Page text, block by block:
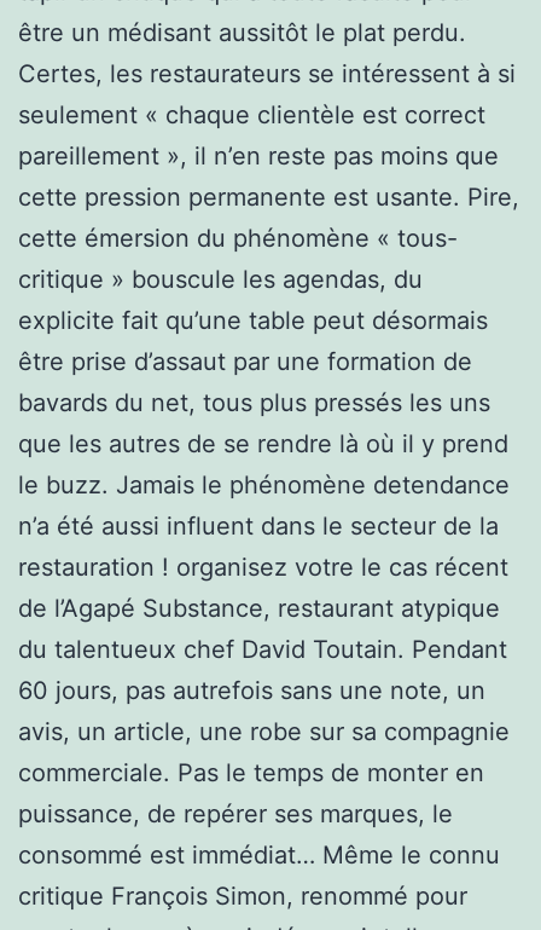
être un médisant aussitôt le plat perdu.
Certes, les restaurateurs se intéressent à si
seulement « chaque clientèle est correct
pareillement », il n’en reste pas moins que
cette pression permanente est usante. Pire,
cette émersion du phénomène « tous-
critique » bouscule les agendas, du
explicite fait qu’une table peut désormais
être prise d’assaut par une formation de
bavards du net, tous plus pressés les uns
que les autres de se rendre là où il y prend
le buzz. Jamais le phénomène detendance
n’a été aussi influent dans le secteur de la
restauration ! organisez votre le cas récent
de l’Agapé Substance, restaurant atypique
du talentueux chef David Toutain. Pendant
60 jours, pas autrefois sans une note, un
avis, un article, une robe sur sa compagnie
commerciale. Pas le temps de monter en
puissance, de repérer ses marques, le
consommé est immédiat… Même le connu
critique François Simon, renommé pour